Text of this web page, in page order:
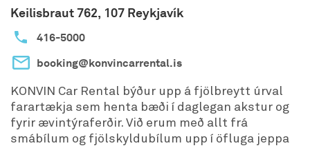
starfsmanna og leggur áherslu á ábyrga nýtingu
auðlinda og lágmörkun úrgangs og losun
gróðurhúsalofttegunda.
Keilisbraut 762, 107 Reykjavík
416-5000
booking@konvincarrental.is
KONVIN Car Rental býður upp á fjölbreytt úrval
farartækja sem henta bæði í daglegan akstur og
fyrir ævintýraferðir. Við erum með allt frá
smábílum og fjölskyldubílum upp í öfluga jeppa